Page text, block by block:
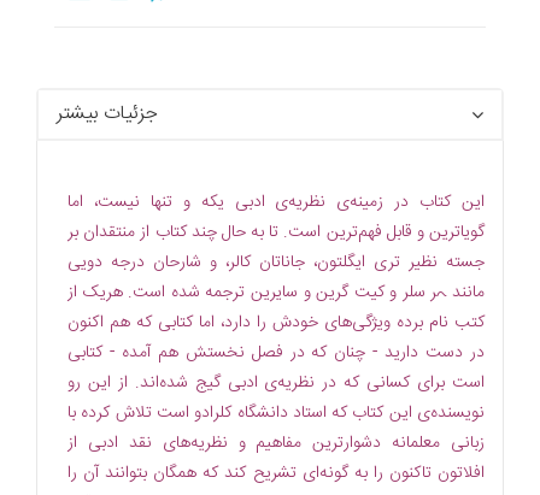
جزئیات بیشتر
این کتاب در زمینه‌ی نظریه‌ی ادبی یکه و تنها نیست، اما
گویاترین و قابل فهم‌ترین است. تا به حال چند کتاب از منتقدان بر
جسته نظیر تری ایگلتون، جاناتان کالر، و شارحان درجه دویی
مانند ہر سلر و کیت گرین و سایرین ترجمه شده است. هریک از
کتب نام برده ویژگی‌های خودش را دارد، اما کتابی که هم اکنون
در دست دارید - چنان که در فصل نخستش هم آمده - کتابی
است برای کسانی که در نظریه‌ی ادبی گیج شده‌اند. از این رو
نویسنده‌ی این کتاب که استاد دانشگاه کلرادو است تلاش کرده با
زبانی معلمانه دشوارترین مفاهیم و نظریه‌های نقد ادبی از
افلاتون تاکنون را به گونه‌ای تشریح کند که همگان بتوانند آن را